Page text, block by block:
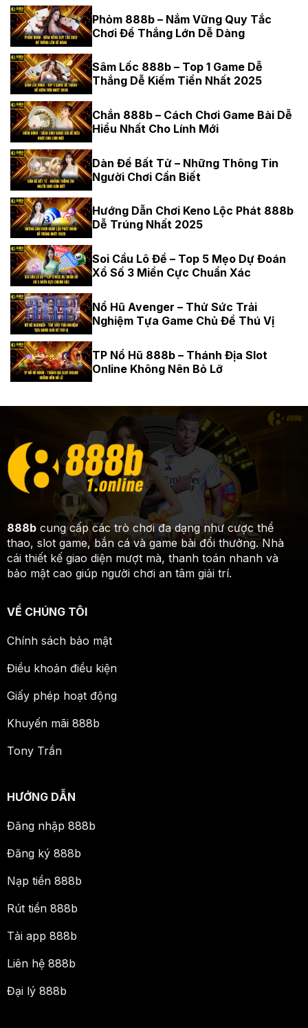
Phỏm 888b – Nắm Vững Quy Tắc
Chơi Để Thắng Lớn Dễ Dàng
Sâm Lốc 888b – Top 1 Game Dễ
Thắng Dễ Kiếm Tiền Nhất 2025
Chắn 888b – Cách Chơi Game Bài Dễ
Hiểu Nhất Cho Lính Mới
Dàn Đề Bất Tử – Những Thông Tin
Người Chơi Cần Biết
Hướng Dẫn Chơi Keno Lộc Phát 888b
Dễ Trúng Nhất 2025
Soi Cầu Lô Đề – Top 5 Mẹo Dự Đoán
Xổ Số 3 Miền Cực Chuẩn Xác
Nổ Hũ Avenger – Thử Sức Trải
Nghiệm Tựa Game Chủ Đề Thú Vị
TP Nổ Hũ 888b – Thánh Địa Slot
Online Không Nên Bỏ Lỡ
888bcung cấp các trò chơi đa dạng như cược thể
thao, slot game, bắn cá và game bài đổi thưởng. Nhà
cái thiết kế giao diện mượt mà, thanh toán nhanh và
bảo mật cao giúp người chơi an tâm giải trí.
VỀ CHÚNG TÔI
Chính sách bảo mật
Điều khoản điều kiện
Giấy phép hoạt động
Khuyến mãi 888b
Tony Trần
HƯỚNG DẪN
Đăng nhập 888b
Đăng ký 888b
Nạp tiền 888b
Rút tiền 888b
Tải app 888b
Liên hệ 888b
Đại lý 888b